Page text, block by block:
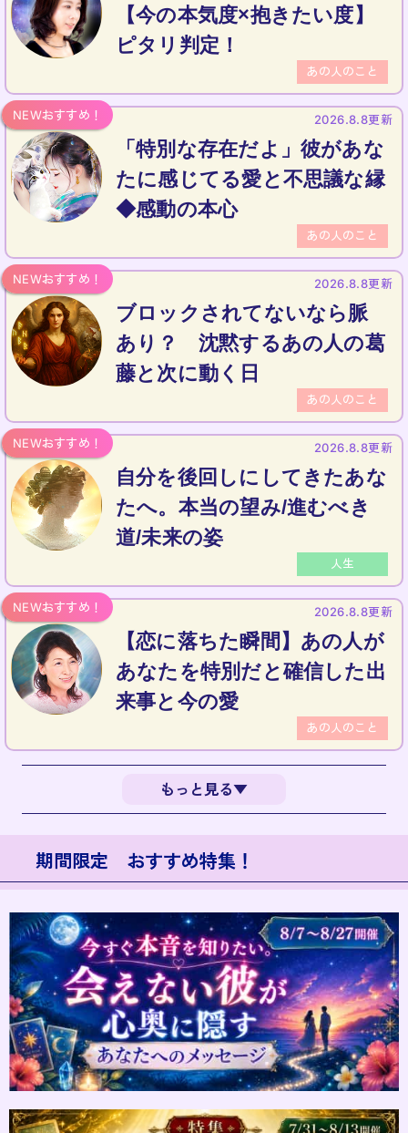
あの人のこと
【今の本気度×抱きたい度】
ピタリ判定！
あの人のこと
2026.8.8更新
「特別な存在だよ」彼があな
たに感じてる愛と不思議な縁
◆感動の本心
あの人のこと
2026.8.8更新
ブロックされてないなら脈
あり？ 沈黙するあの人の葛
藤と次に動く日
人生
2026.8.8更新
自分を後回しにしてきたあな
たへ。本当の望み/進むべき
道/未来の姿
あの人のこと
2026.8.8更新
【恋に落ちた瞬間】あの人が
あなたを特別だと確信した出
来事と今の愛
もっと見る▼
期間限定 おすすめ特集！